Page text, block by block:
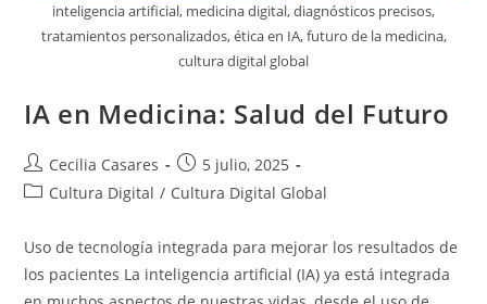
inteligencia artificial, medicina digital, diagnósticos precisos,
tratamientos personalizados, ética en IA, futuro de la medicina,
cultura digital global
IA en Medicina: Salud del Futuro
Autor
de
Cecilia Casares
Entrada
publicada:
5 julio, 2025
Categoría
la
entrada:
Cultura Digital / Cultura Digital Global
Uso de tecnología integrada para mejorar los resultados de
los pacientes La inteligencia artificial (IA) ya está integrada